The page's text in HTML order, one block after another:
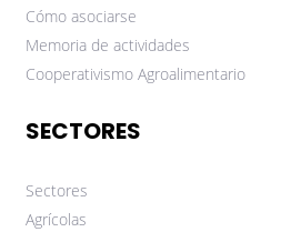
Cómo asociarse
Memoria de actividades
Cooperativismo Agroalimentario
SECTORES
Sectores
Agrícolas